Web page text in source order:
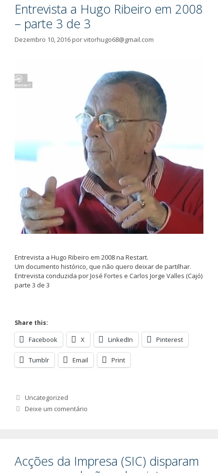
Entrevista a Hugo Ribeiro em 2008
– parte 3 de 3
Dezembro 10, 2016porvitorhugo68@gmail.com
Entrevista a Hugo Ribeiro em 2008 na Restart.
Um documento histórico, que não quero deixar de partilhar.
Entrevista conduzida por José Fortes e Carlos Jorge Valles (Cajó)
parte 3 de 3
Share this:
Facebook X LinkedIn Pinterest
Tumblr Email Print
Categorias
Uncategorized
Deixe um comentário
Acções da Impresa (SIC) disparam